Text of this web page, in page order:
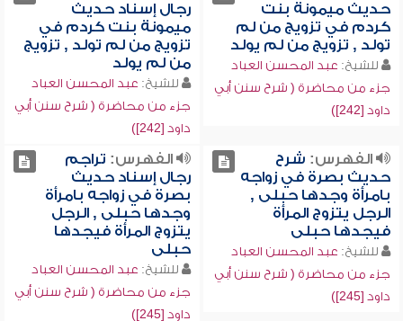
حديث ميمونة بنت
كردم في تزويج من لم
تولد , تزويج من لم يولد
للشيخ: عبد المحسن العباد
جزء من محاضرة ( شرح سنن أبي
داود [242])
رجال إسناد حديث
ميمونة بنت كردم في
تزويج من لم تولد , تزويج
من لم يولد
للشيخ: عبد المحسن العباد
جزء من محاضرة ( شرح سنن أبي
داود [242])
الفهرس: شرح
حديث بصرة في زواجه
بامرأة وجدها حبلى ,
الرجل يتزوج المرأة
فيجدها حبلى
للشيخ: عبد المحسن العباد
جزء من محاضرة ( شرح سنن أبي
داود [245])
الفهرس: تراجم
رجال إسناد حديث
بصرة في زواجه بامرأة
وجدها حبلى , الرجل
يتزوج المرأة فيجدها
حبلى
للشيخ: عبد المحسن العباد
جزء من محاضرة ( شرح سنن أبي
داود [245])